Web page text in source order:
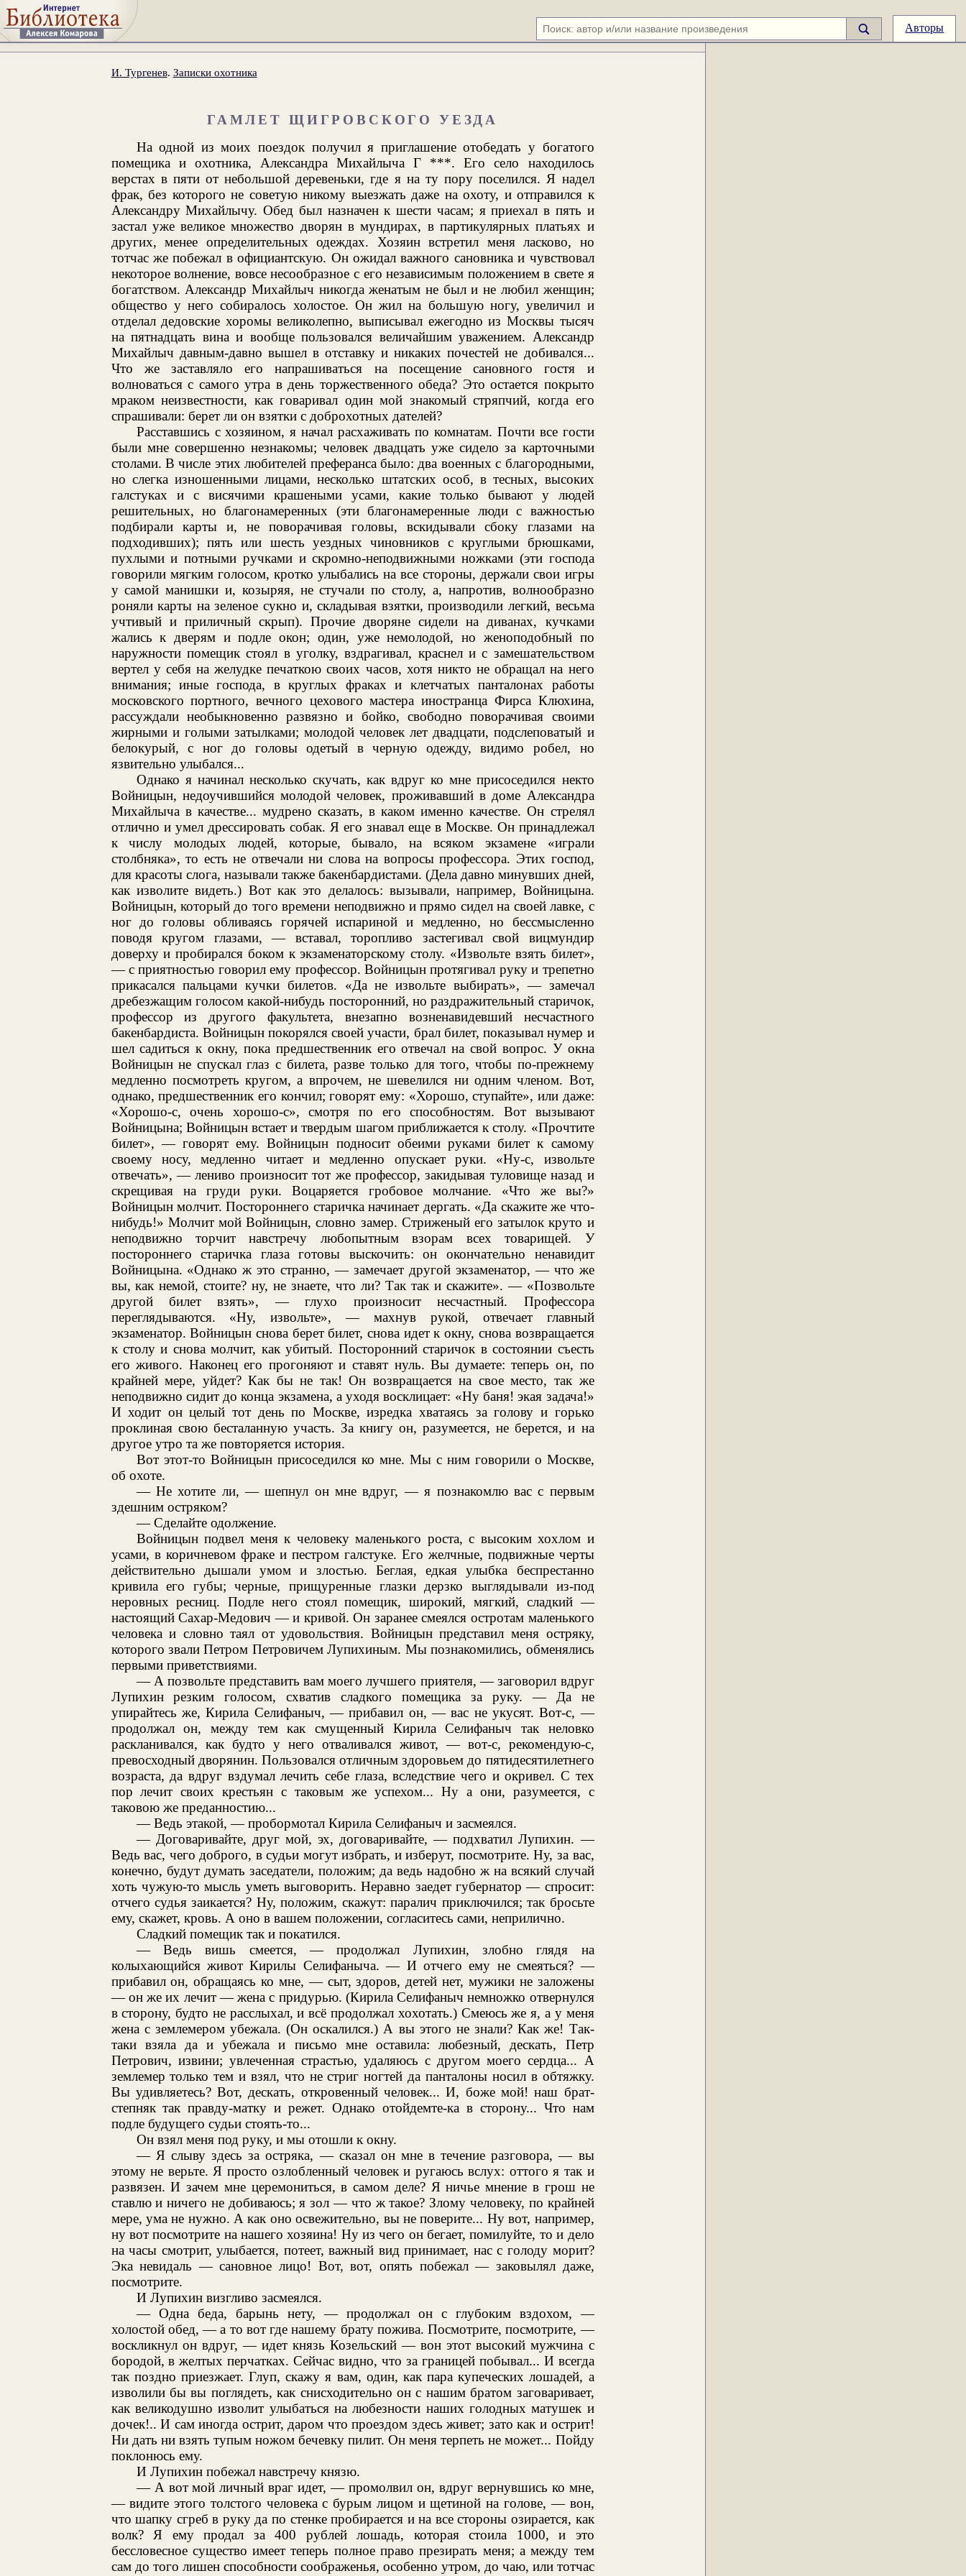
Авторы
И. Тургенев. Записки охотника
ГАМЛЕТ ЩИГРОВСКОГО УЕЗДА
На одной из моих поездок получил я приглашение отобедать у богатого
помещика и охотника, Александра Михайлыча Г ***. Его село находилось
верстах в пяти от небольшой деревеньки, где я на ту пору поселился. Я надел
фрак, без которого не советую никому выезжать даже на охоту, и отправился к
Александру Михайлычу. Обед был назначен к шести часам; я приехал в пять и
застал уже великое множество дворян в мундирах, в партикулярных платьях и
других, менее определительных одеждах. Хозяин встретил меня ласково, но
тотчас же побежал в официантскую. Он ожидал важного сановника и чувствовал
некоторое волнение, вовсе несообразное с его независимым положением в свете я
богатством. Александр Михайлыч никогда женатым не был и не любил женщин;
общество у него собиралось холостое. Он жил на большую ногу, увеличил и
отделал дедовские хоромы великолепно, выписывал ежегодно из Москвы тысяч
на пятнадцать вина и вообще пользовался величайшим уважением. Александр
Михайлыч давным-давно вышел в отставку и никаких почестей не добивался...
Что же заставляло его напрашиваться на посещение сановного гостя и
волноваться с самого утра в день торжественного обеда? Это остается покрыто
мраком неизвестности, как говаривал один мой знакомый стряпчий, когда его
спрашивали: берет ли он взятки с доброхотных дателей?
Расставшись с хозяином, я начал расхаживать по комнатам. Почти все гости
были мне совершенно незнакомы; человек двадцать уже сидело за карточными
столами. В числе этих любителей преферанса было: два военных с благородными,
но слегка изношенными лицами, несколько штатских особ, в тесных, высоких
галстуках и с висячими крашеными усами, какие только бывают у людей
решительных, но благонамеренных (эти благонамеренные люди с важностью
подбирали карты и, не поворачивая головы, вскидывали сбоку глазами на
подходивших); пять или шесть уездных чиновников с круглыми брюшками,
пухлыми и потными ручками и скромно-неподвижными ножками (эти господа
говорили мягким голосом, кротко улыбались на все стороны, держали свои игры
у самой манишки и, козыряя, не стучали по столу, а, напротив, волнообразно
роняли карты на зеленое сукно и, складывая взятки, производили легкий, весьма
учтивый и приличный скрып). Прочие дворяне сидели на диванах, кучками
жались к дверям и подле окон; один, уже немолодой, но женоподобный по
наружности помещик стоял в уголку, вздрагивал, краснел и с замешательством
вертел у себя на желудке печаткою своих часов, хотя никто не обращал на него
внимания; иные господа, в круглых фраках и клетчатых панталонах работы
московского портного, вечного цехового мастера иностранца Фирса Клюхина,
рассуждали необыкновенно развязно и бойко, свободно поворачивая своими
жирными и голыми затылками; молодой человек лет двадцати, подслеповатый и
белокурый, с ног до головы одетый в черную одежду, видимо робел, но
язвительно улыбался...
Однако я начинал несколько скучать, как вдруг ко мне присоседился некто
Войницын, недоучившийся молодой человек, проживавший в доме Александра
Михайлыча в качестве... мудрено сказать, в каком именно качестве. Он стрелял
отлично и умел дрессировать собак. Я его знавал еще в Москве. Он принадлежал
к числу молодых людей, которые, бывало, на всяком экзамене «играли
столбняка», то есть не отвечали ни слова на вопросы профессора. Этих господ,
для красоты слога, называли также бакенбардистами. (Дела давно минувших дней,
как изволите видеть.) Вот как это делалось: вызывали, например, Войницына.
Войницын, который до того времени неподвижно и прямо сидел на своей лавке, с
ног до головы обливаясь горячей испариной и медленно, но бессмысленно
поводя кругом глазами, — вставал, торопливо застегивал свой вицмундир
доверху и пробирался боком к экзаменаторскому столу. «Извольте взять билет»,
— с приятностью говорил ему профессор. Войницын протягивал руку и трепетно
прикасался пальцами кучки билетов. «Да не извольте выбирать», — замечал
дребезжащим голосом какой-нибудь посторонний, но раздражительный старичок,
профессор из другого факультета, внезапно возненавидевший несчастного
бакенбардиста. Войницын покорялся своей участи, брал билет, показывал нумер и
шел садиться к окну, пока предшественник его отвечал на свой вопрос. У окна
Войницын не спускал глаз с билета, разве только для того, чтобы по-прежнему
медленно посмотреть кругом, а впрочем, не шевелился ни одним членом. Вот,
однако, предшественник его кончил; говорят ему: «Хорошо, ступайте», или даже:
«Хорошо-с, очень хорошо-с», смотря по его способностям. Вот вызывают
Войницына; Войницын встает и твердым шагом приближается к столу. «Прочтите
билет», — говорят ему. Войницын подносит обеими руками билет к самому
своему носу, медленно читает и медленно опускает руки. «Ну-с, извольте
отвечать», — лениво произносит тот же профессор, закидывая туловище назад и
скрещивая на груди руки. Воцаряется гробовое молчание. «Что же вы?»
Войницын молчит. Постороннего старичка начинает дергать. «Да скажите же что-
нибудь!» Молчит мой Войницын, словно замер. Стриженый его затылок круто и
неподвижно торчит навстречу любопытным взорам всех товарищей. У
постороннего старичка глаза готовы выскочить: он окончательно ненавидит
Войницына. «Однако ж это странно, — замечает другой экзаменатор, — что же
вы, как немой, стоите? ну, не знаете, что ли? Так так и скажите». — «Позвольте
другой билет взять», — глухо произносит несчастный. Профессора
переглядываются. «Ну, извольте», — махнув рукой, отвечает главный
экзаменатор. Войницын снова берет билет, снова идет к окну, снова возвращается
к столу и снова молчит, как убитый. Посторонний старичок в состоянии съесть
его живого. Наконец его прогоняют и ставят нуль. Вы думаете: теперь он, по
крайней мере, уйдет? Как бы не так! Он возвращается на свое место, так же
неподвижно сидит до конца экзамена, а уходя восклицает: «Ну баня! экая задача!»
И ходит он целый тот день по Москве, изредка хватаясь за голову и горько
проклиная свою бесталанную участь. За книгу он, разумеется, не берется, и на
другое утро та же повторяется история.
Вот этот-то Войницын присоседился ко мне. Мы с ним говорили о Москве,
об охоте.
— Не хотите ли, — шепнул он мне вдруг, — я познакомлю вас с первым
здешним остряком?
— Сделайте одолжение.
Войницын подвел меня к человеку маленького роста, с высоким хохлом и
усами, в коричневом фраке и пестром галстуке. Его желчные, подвижные черты
действительно дышали умом и злостью. Беглая, едкая улыбка беспрестанно
кривила его губы; черные, прищуренные глазки дерзко выглядывали из-под
неровных ресниц. Подле него стоял помещик, широкий, мягкий, сладкий —
настоящий Сахар-Медович — и кривой. Он заранее смеялся остротам маленького
человека и словно таял от удовольствия. Войницын представил меня остряку,
которого звали Петром Петровичем Лупихиным. Мы познакомились, обменялись
первыми приветствиями.
— А позвольте представить вам моего лучшего приятеля, — заговорил вдруг
Лупихин резким голосом, схватив сладкого помещика за руку. — Да не
упирайтесь же, Кирила Селифаныч, — прибавил он, — вас не укусят. Вот-с, —
продолжал он, между тем как смущенный Кирила Селифаныч так неловко
раскланивался, как будто у него отваливался живот, — вот-с, рекомендую-с,
превосходный дворянин. Пользовался отличным здоровьем до пятидесятилетнего
возраста, да вдруг вздумал лечить себе глаза, вследствие чего и окривел. С тех
пор лечит своих крестьян с таковым же успехом... Ну а они, разумеется, с
таковою же преданностию...
— Ведь этакой, — пробормотал Кирила Селифаныч и засмеялся.
— Договаривайте, друг мой, эх, договаривайте, — подхватил Лупихин. —
Ведь вас, чего доброго, в судьи могут избрать, и изберут, посмотрите. Ну, за вас,
конечно, будут думать заседатели, положим; да ведь надобно ж на всякий случай
хоть чужую-то мысль уметь выговорить. Неравно заедет губернатор — спросит:
отчего судья заикается? Ну, положим, скажут: паралич приключился; так бросьте
ему, скажет, кровь. А оно в вашем положении, согласитесь сами, неприлично.
Сладкий помещик так и покатился.
— Ведь вишь смеется, — продолжал Лупихин, злобно глядя на
колыхающийся живот Кирилы Селифаныча. — И отчего ему не смеяться? —
прибавил он, обращаясь ко мне, — сыт, здоров, детей нет, мужики не заложены
— он же их лечит — жена с придурью. (Кирила Селифаныч немножко отвернулся
в сторону, будто не расслыхал, и всё продолжал хохотать.) Смеюсь же я, а у меня
жена с землемером убежала. (Он оскалился.) А вы этого не знали? Как же! Так-
таки взяла да и убежала и письмо мне оставила: любезный, дескать, Петр
Петрович, извини; увлеченная страстью, удаляюсь с другом моего сердца... А
землемер только тем и взял, что не стриг ногтей да панталоны носил в обтяжку.
Вы удивляетесь? Вот, дескать, откровенный человек... И, боже мой! наш брат-
степняк так правду-матку и режет. Однако отойдемте-ка в сторону... Что нам
подле будущего судьи стоять-то...
Он взял меня под руку, и мы отошли к окну.
— Я слыву здесь за остряка, — сказал он мне в течение разговора, — вы
этому не верьте. Я просто озлобленный человек и ругаюсь вслух: оттого я так и
развязен. И зачем мне церемониться, в самом деле? Я ничье мнение в грош не
ставлю и ничего не добиваюсь; я зол — что ж такое? Злому человеку, по крайней
мере, ума не нужно. А как оно освежительно, вы не поверите... Ну вот, например,
ну вот посмотрите на нашего хозяина! Ну из чего он бегает, помилуйте, то и дело
на часы смотрит, улыбается, потеет, важный вид принимает, нас с голоду морит?
Эка невидаль — сановное лицо! Вот, вот, опять побежал — заковылял даже,
посмотрите.
И Лупихин визгливо засмеялся.
— Одна беда, барынь нету, — продолжал он с глубоким вздохом, —
холостой обед, — а то вот где нашему брату пожива. Посмотрите, посмотрите, —
воскликнул он вдруг, — идет князь Козельский — вон этот высокий мужчина с
бородой, в желтых перчатках. Сейчас видно, что за границей побывал... И всегда
так поздно приезжает. Глуп, скажу я вам, один, как пара купеческих лошадей, а
изволили бы вы поглядеть, как снисходительно он с нашим братом заговаривает,
как великодушно изволит улыбаться на любезности наших голодных матушек и
дочек!.. И сам иногда острит, даром что проездом здесь живет; зато как и острит!
Ни дать ни взять тупым ножом бечевку пилит. Он меня терпеть не может... Пойду
поклонюсь ему.
И Лупихин побежал навстречу князю.
— А вот мой личный враг идет, — промолвил он, вдруг вернувшись ко мне,
— видите этого толстого человека с бурым лицом и щетиной на голове, — вон,
что шапку сгреб в руку да по стенке пробирается и на все стороны озирается, как
волк? Я ему продал за 400 рублей лошадь, которая стоила 1000, и это
бессловесное существо имеет теперь полное право презирать меня; а между тем
сам до того лишен способности соображенья, особенно утром, до чаю, или тотчас